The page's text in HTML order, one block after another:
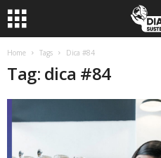
Home Tags Dica #84
Tag: dica #84